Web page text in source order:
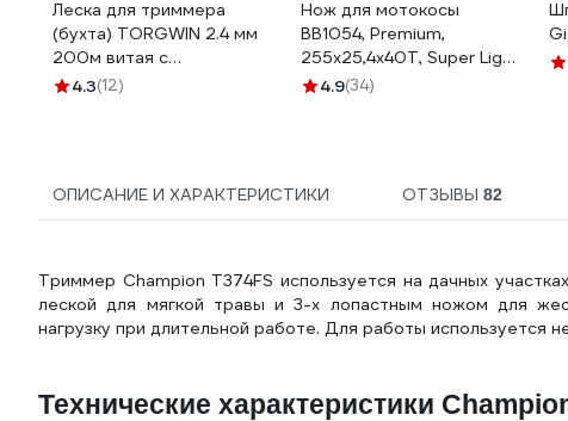
Леска для триммера
(бухта) TORGWIN 2.4 мм
200м витая с
графитовым
4.3(12)
Нож для мотокосы
BB1054, Premium,
255x25,4x40T, Super Light
TUSCAR 1031054112-40-2
4.9(34)
ОПИСАНИЕ И ХАРАКТЕРИСТИКИ ОТЗЫВЫ82
Триммер Champion Т374FS используется на дачных
леской для мягкой травы и 3-х лопастным ножом для
нагрузку при длительной работе. Для работы используется
Технические характеристики